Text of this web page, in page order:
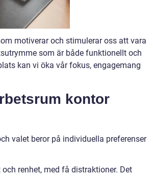
motiverar och stimulerar oss att vara
som är både funktionellt och
kan vi öka vår fokus, engagemang
kontor
valet beror på individuella preferenser
renhet, med få distraktioner. Det